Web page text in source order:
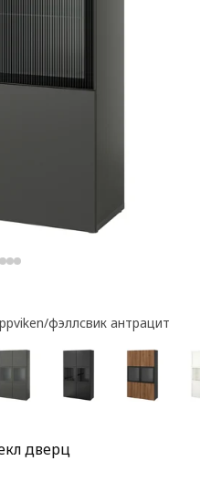
дверц
фэллсвик антрацит